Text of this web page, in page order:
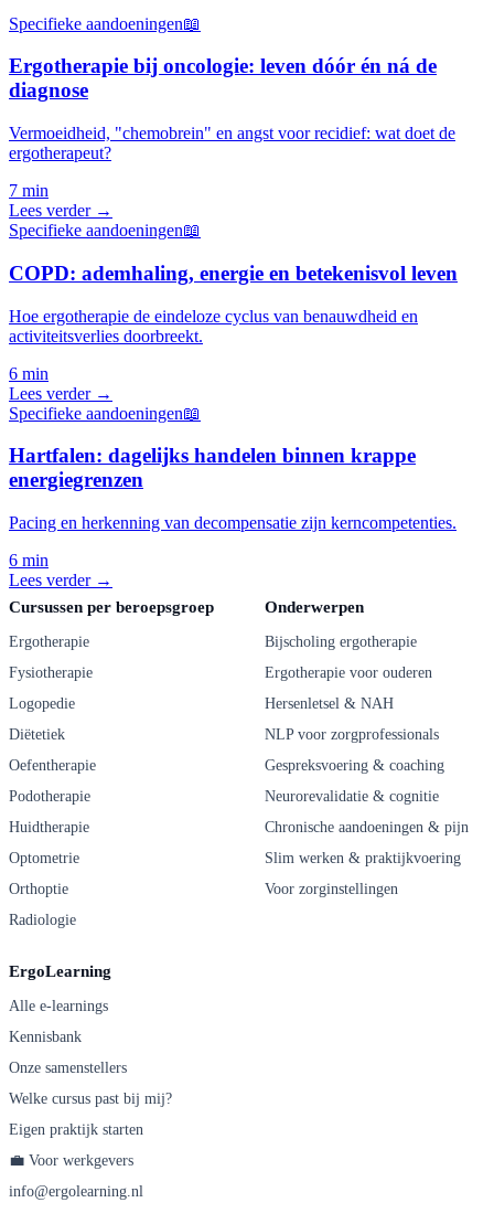
Specifieke aandoeningen📖
Ergotherapie bij oncologie: leven dóór én ná de
diagnose
Vermoeidheid, "chemobrein" en angst voor recidief: wat doet de
ergotherapeut?
7 min
Lees verder →
Specifieke aandoeningen📖
COPD: ademhaling, energie en betekenisvol leven
Hoe ergotherapie de eindeloze cyclus van benauwdheid en
activiteitsverlies doorbreekt.
6 min
Lees verder →
Specifieke aandoeningen📖
Hartfalen: dagelijks handelen binnen krappe
energie­grenzen
Pacing en herkenning van decompensatie zijn kerncompetenties.
6 min
Lees verder →
Cursussen per beroepsgroep
Ergotherapie
Fysiotherapie
Logopedie
Diëtetiek
Oefentherapie
Podotherapie
Huidtherapie
Optometrie
Orthoptie
Radiologie
Onderwerpen
Bijscholing ergotherapie
Ergotherapie voor ouderen
Hersenletsel & NAH
NLP voor zorgprofessionals
Gespreksvoering & coaching
Neurorevalidatie & cognitie
Chronische aandoeningen & pijn
Slim werken & praktijkvoering
Voor zorginstellingen
ErgoLearning
Alle e-learnings
Kennisbank
Onze samenstellers
Welke cursus past bij mij?
Eigen praktijk starten
💼 Voor werkgevers
info@ergolearning.nl